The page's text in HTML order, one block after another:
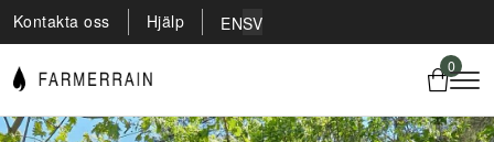
Kontakta oss Hjälp ENSV
0